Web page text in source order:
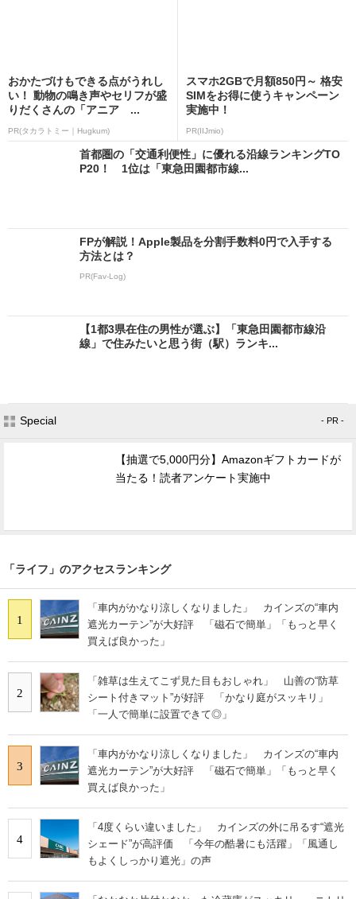
おかたづけもできる点がうれし
い！ 動物の鳴き声やセリフが盛
りだくさんの「アニア ...
PR(タカラトミー｜Hugkum)
スマホ2GBで月額850円～ 格安
SIMをお得に使うキャンペーン
実施中！
PR(IIJmio)
首都圏の「交通利便性」に優れる沿線ランキングTO
P20！ 1位は「東急田園都市線...
FPが解説！Apple製品を分割手数料0円で入手する
方法とは？
PR(Fav-Log)
【1都3県在住の男性が選ぶ】「東急田園都市線沿
線」で住みたいと思う街（駅）ランキ...
Special - PR -
【抽選で5,000円分】Amazonギフトカードが
当たる！読者アンケート実施中
「ライフ」のアクセスランキング
1
「車内がかなり涼しくなりました」 カインズの“車内
遮光カーテン”が大好評 「磁石で簡単」「もっと早く
買えば良かった」
2
「雑草は生えてこず見た目もおしゃれ」 山善の“防草
シート付きマット”が好評 「かなり庭がスッキリ」
「一人で簡単に設置できて◎」
3
「車内がかなり涼しくなりました」 カインズの“車内
遮光カーテン”が大好評 「磁石で簡単」「もっと早く
買えば良かった」
4
「4度くらい違いました」 カインズの外に吊るす“遮光
シェード”が高評価 「今年の酷暑にも活躍」「風通し
もよくしっかり遮光」の声